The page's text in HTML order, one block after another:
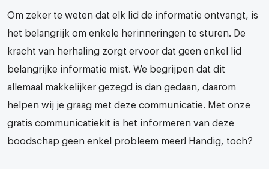
Om zeker te weten dat elk lid de informatie ontvangt, is
het belangrijk om enkele herinneringen te sturen. De
kracht van herhaling zorgt ervoor dat geen enkel lid
belangrijke informatie mist. We begrijpen dat dit
allemaal makkelijker gezegd is dan gedaan, daarom
helpen wij je graag met deze communicatie. Met onze
gratis communicatiekit is het informeren van deze
boodschap geen enkel probleem meer! Handig, toch?